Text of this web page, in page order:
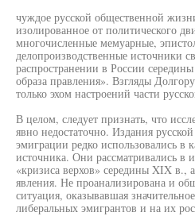
чуждое русской общественной
изолированное от политического
многочисленные мемуарные,
делопроизводственные источники
распространении в России
образа правления». Взгляды
только эхом настроений части
В целом, следует признать, что
явно недостаточно. Издания
эмиграции редко использовались в
источника. Они рассматривались в
«кризиса верхов» середины XIX в.,
явления. Не проанализирована и
ситуация, оказывавшая
либеральных эмигрантов и на их